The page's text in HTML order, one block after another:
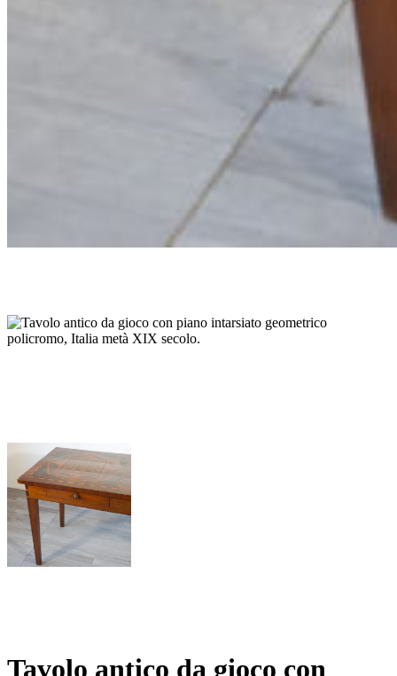
Tavolo antico da gioco con